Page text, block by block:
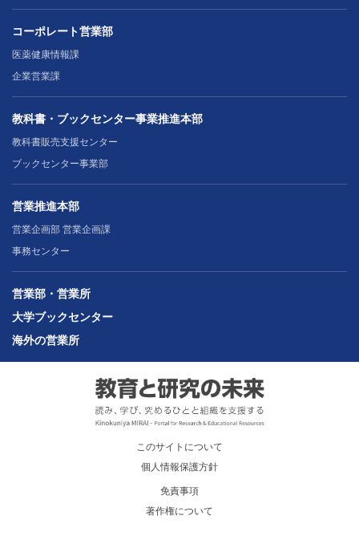
コーポレート営業部
医薬健康情報課
企業営業課
教科書・ブックセンター事業推進本部
教科書販売支援センター
ブックセンター事業部
営業推進本部
営業企画部 営業企画課
事務センター
営業部・営業所
大学ブックセンター
海外の営業所
このサイトについて
個人情報保護方針
免責事項
著作権について